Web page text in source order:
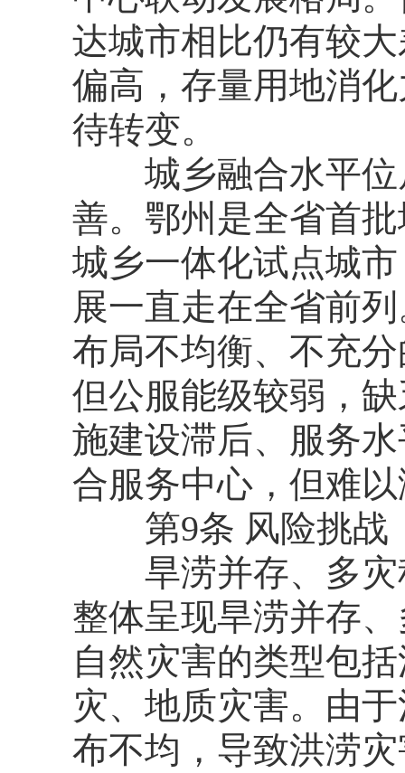
达城市相比仍有较
偏高，存量用地消
待转变。
城乡融合水平位
善。鄂州是全省首
城乡一体化试点城
展一直走在全省前
布局不均衡、不充
但公服能级较弱，
施建设滞后、服务
合服务中心，但难
第9条 风险挑战
旱涝并存、多灾
整体呈现旱涝并存
自然灾害的类型包
灾、地质灾害。由
布不均，导致洪涝